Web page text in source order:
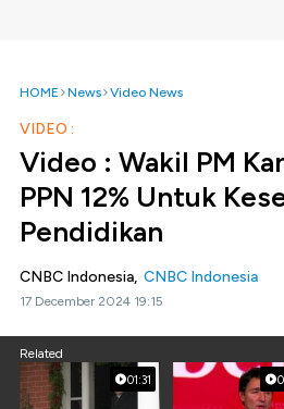
HOME News Video News
VIDEO :
Video : Wakil PM
PPN 12% Untuk
Pendidikan
CNBC Indonesia, CNBC Indonesia
17 December 2024 19:15
Related
01:31